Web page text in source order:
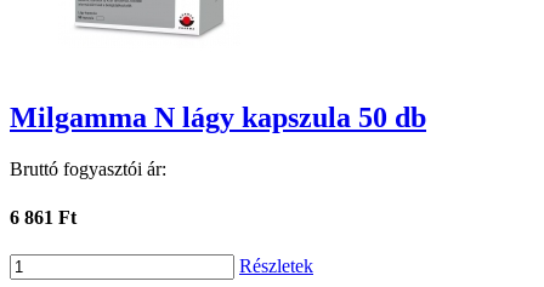
Milgamma N lágy kapszula 50 db
Bruttó fogyasztói ár:
6 861 Ft
Részletek